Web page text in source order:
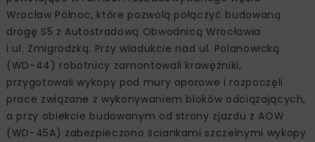
Wrocław Północ, które pozwolą połączyć budowaną
drogę S5 z Autostradową Obwodnicą Wrocławia
i ul. Żmigrodzką. Przy wiadukcie nad ul. Polanowicką
(WD-44) robotnicy zamontowali krawężniki,
przygotowali wykopy pod mury oporowe i rozpoczęli
prace związane z wykonywaniem bloków odciążających,
a przy obiekcie budowanym od strony zjazdu z AOW
(WD-45A) zabezpieczono ściankami szczelnymi wykopy